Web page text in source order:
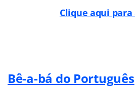
Clique aqui
Bê-a-bá do Português